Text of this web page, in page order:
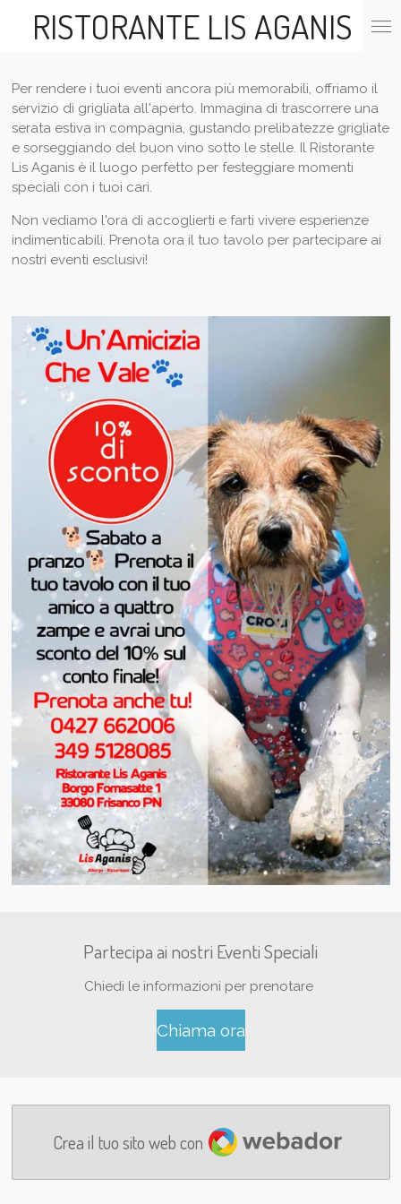
RISTORANTE LIS AGANIS
Per rendere i tuoi eventi ancora più memorabili, offriamo il
servizio di grigliata all'aperto. Immagina di trascorrere una
serata estiva in compagnia, gustando prelibatezze grigliate
e sorseggiando del buon vino sotto le stelle. Il Ristorante
Lis Aganis è il luogo perfetto per festeggiare momenti
speciali con i tuoi cari.
Non vediamo l'ora di accoglierti e farti vivere esperienze
indimenticabili. Prenota ora il tuo tavolo per partecipare ai
nostri eventi esclusivi!
Partecipa ai nostri Eventi Speciali
Chiedi le informazioni per prenotare
Chiama ora
Crea il tuo sito web con
Webador